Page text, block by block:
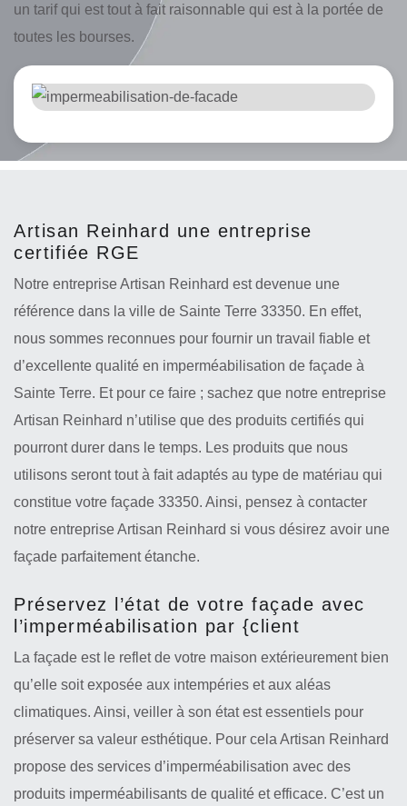
un tarif qui est tout à fait raisonnable qui est à la portée de
toutes les bourses.
Artisan Reinhard une entreprise
certifiée RGE
Notre entreprise Artisan Reinhard est devenue une
référence dans la ville de Sainte Terre 33350. En effet,
nous sommes reconnues pour fournir un travail fiable et
d’excellente qualité en imperméabilisation de façade à
Sainte Terre. Et pour ce faire ; sachez que notre entreprise
Artisan Reinhard n’utilise que des produits certifiés qui
pourront durer dans le temps. Les produits que nous
utilisons seront tout à fait adaptés au type de matériau qui
constitue votre façade 33350. Ainsi, pensez à contacter
notre entreprise Artisan Reinhard si vous désirez avoir une
façade parfaitement étanche.
Préservez l’état de votre façade avec
l’imperméabilisation par {client
La façade est le reflet de votre maison extérieurement bien
qu’elle soit exposée aux intempéries et aux aléas
climatiques. Ainsi, veiller à son état est essentiels pour
préserver sa valeur esthétique. Pour cela Artisan Reinhard
propose des services d’imperméabilisation avec des
produits imperméabilisants de qualité et efficace. C’est un